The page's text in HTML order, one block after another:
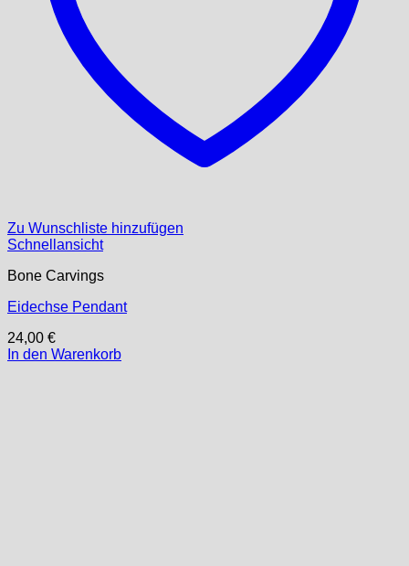
Zu Wunschliste hinzufügen
Schnellansicht
Bone Carvings
Eidechse Pendant
24,00 €
In den Warenkorb